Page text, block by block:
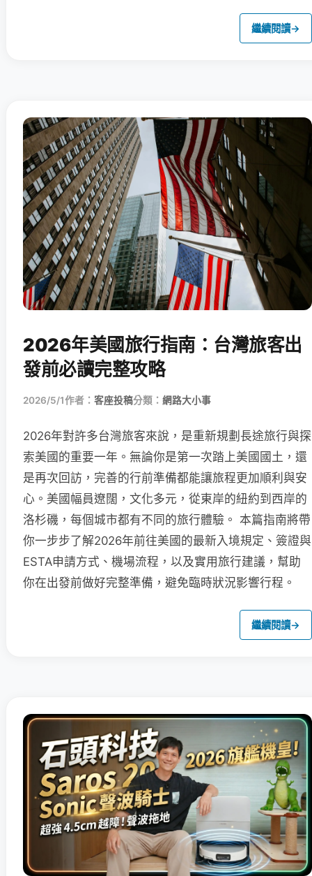
繼續閱讀→
2026年美國旅行指南：台灣旅客出
發前必讀完整攻略
2026/5/1作者： 客座投稿分類： 網路大小事
2026年對許多台灣旅客來說，是重新規劃長途旅行與探
索美國的重要一年。無論你是第一次踏上美國國土，還
是再次回訪，完善的行前準備都能讓旅程更加順利與安
心。美國幅員遼闊，文化多元，從東岸的紐約到西岸的
洛杉磯，每個城市都有不同的旅行體驗。 本篇指南將帶
你一步步了解2026年前往美國的最新入境規定、簽證與
ESTA申請方式、機場流程，以及實用旅行建議，幫助
你在出發前做好完整準備，避免臨時狀況影響行程。
繼續閱讀→